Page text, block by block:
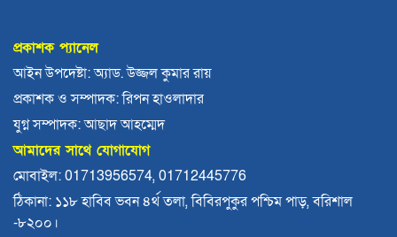
লোডশেডিংয়ে বিপর্যস্ত কুয়াকাটা, মুখ থুবড়ে পড়ছে
পর্যটন ব্যবসা
বরগুনায় মৃত ভেবে মিলাদ, ১৭ বছর পর বাড়ি ফিরলেন
আলমগীর
ববি শিক্ষককে সাময়িক বরখাস্ত
প্রকাশক প্যানেল
আইন উপদেষ্টা: অ্যাড. উজ্জল কুমার রায়
প্রকাশক ও সম্পাদক: রিপন হাওলাদার
যুগ্ন সম্পাদক: আছাদ আহম্মেদ
আমাদের সাথে যোগাযোগ
মোবাইল: 01713956574, 01712445776
ঠিকানা: ১১৮ হাবিব ভবন ৪র্থ তলা, বিবিরপুকুর পশ্চিম পাড়, বরিশাল
-৮২০০।